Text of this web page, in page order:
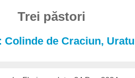
Trei păstori
de Craciun,